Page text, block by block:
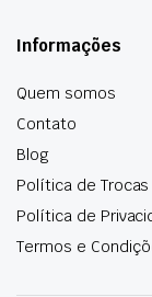
Informações
Quem somos
Contato
Blog
Política de
Política de
Termos e